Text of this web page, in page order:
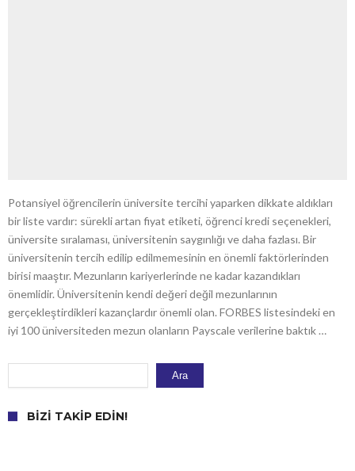
Potansiyel öğrencilerin üniversite tercihi yaparken dikkate aldıkları
bir liste vardır: sürekli artan fiyat etiketi, öğrenci kredi seçenekleri,
üniversite sıralaması, üniversitenin saygınlığı ve daha fazlası. Bir
üniversitenin tercih edilip edilmemesinin en önemli faktörlerinden
birisi maaştır. Mezunların kariyerlerinde ne kadar kazandıkları
önemlidir. Üniversitenin kendi değeri değil mezunlarının
gerçekleştirdikleri kazançlardır önemli olan. FORBES listesindeki en
iyi 100 üniversiteden mezun olanların Payscale verilerine baktık …
Ara
BIZI TAKIP EDIN!